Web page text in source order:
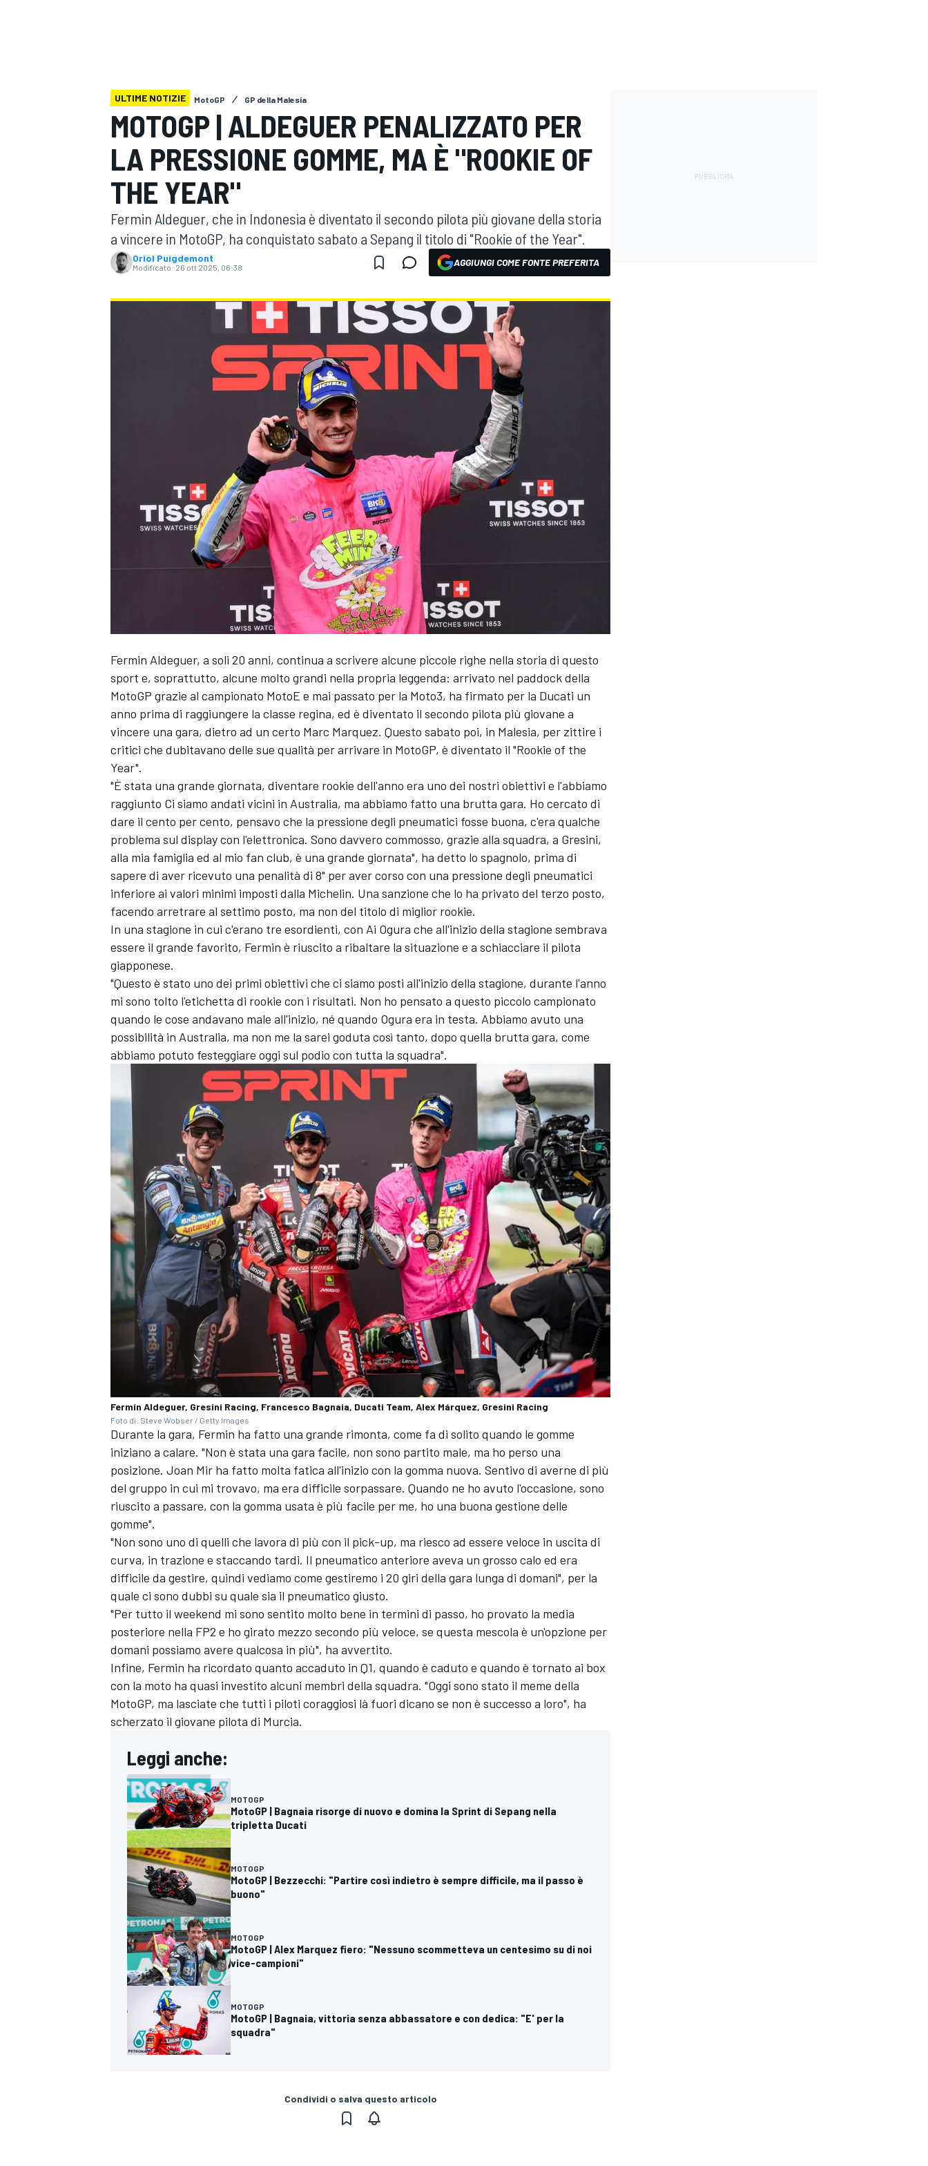
WRC
ENDURANCE/GT
MONOMARCA
RALLY
ULTIME NOTIZIE MotoGP GP della Malesia
MOTOGP | ALDEGUER PENALIZZATO PER
LA PRESSIONE GOMME, MA È "ROOKIE OF
THE YEAR"
Fermin Aldeguer, che in Indonesia è diventato il secondo pilota più giovane della storia
a vincere in MotoGP, ha conquistato sabato a Sepang il titolo di "Rookie of the Year".
Oriol Puigdemont
Modificato: 26 ott 2025, 06:38 AGGIUNGI COME FONTE PREFERITA
Fermin Aldeguer, a soli 20 anni, continua a scrivere alcune piccole righe nella storia di questo
sport e, soprattutto, alcune molto grandi nella propria leggenda: arrivato nel paddock della
MotoGP grazie al campionato MotoE e mai passato per la Moto3, ha firmato per la Ducati un
anno prima di raggiungere la classe regina, ed è diventato il secondo pilota più giovane a
vincere una gara, dietro ad un certo Marc Marquez. Questo sabato poi, in Malesia, per zittire i
critici che dubitavano delle sue qualità per arrivare in MotoGP, è diventato il "Rookie of the
Year".
"È stata una grande giornata, diventare rookie dell'anno era uno dei nostri obiettivi e l'abbiamo
raggiunto Ci siamo andati vicini in Australia, ma abbiamo fatto una brutta gara. Ho cercato di
dare il cento per cento, pensavo che la pressione degli pneumatici fosse buona, c'era qualche
problema sul display con l'elettronica. Sono davvero commosso, grazie alla squadra, a Gresini,
alla mia famiglia ed al mio fan club, è una grande giornata", ha detto lo spagnolo, prima di
sapere di aver ricevuto una penalità di 8" per aver corso con una pressione degli pneumatici
inferiore ai valori minimi imposti dalla Michelin. Una sanzione che lo ha privato del terzo posto,
facendo arretrare al settimo posto, ma non del titolo di miglior rookie.
In una stagione in cui c'erano tre esordienti, con Ai Ogura che all'inizio della stagione sembrava
essere il grande favorito, Fermin è riuscito a ribaltare la situazione e a schiacciare il pilota
giapponese.
"Questo è stato uno dei primi obiettivi che ci siamo posti all'inizio della stagione, durante l'anno
mi sono tolto l'etichetta di rookie con i risultati. Non ho pensato a questo piccolo campionato
quando le cose andavano male all'inizio, né quando Ogura era in testa. Abbiamo avuto una
possibilità in Australia, ma non me la sarei goduta così tanto, dopo quella brutta gara, come
abbiamo potuto festeggiare oggi sul podio con tutta la squadra".
Fermín Aldeguer, Gresini Racing, Francesco Bagnaia, Ducati Team, Alex Márquez, Gresini Racing
Foto di: Steve Wobser / Getty Images
Durante la gara, Fermin ha fatto una grande rimonta, come fa di solito quando le gomme
iniziano a calare. "Non è stata una gara facile, non sono partito male, ma ho perso una
posizione. Joan Mir ha fatto molta fatica all'inizio con la gomma nuova. Sentivo di averne di più
del gruppo in cui mi trovavo, ma era difficile sorpassare. Quando ne ho avuto l'occasione, sono
riuscito a passare, con la gomma usata è più facile per me, ho una buona gestione delle
gomme".
"Non sono uno di quelli che lavora di più con il pick-up, ma riesco ad essere veloce in uscita di
curva, in trazione e staccando tardi. Il pneumatico anteriore aveva un grosso calo ed era
difficile da gestire, quindi vediamo come gestiremo i 20 giri della gara lunga di domani", per la
quale ci sono dubbi su quale sia il pneumatico giusto.
"Per tutto il weekend mi sono sentito molto bene in termini di passo, ho provato la media
posteriore nella FP2 e ho girato mezzo secondo più veloce, se questa mescola è un'opzione per
domani possiamo avere qualcosa in più", ha avvertito.
Infine, Fermin ha ricordato quanto accaduto in Q1, quando è caduto e quando è tornato ai box
con la moto ha quasi investito alcuni membri della squadra. "Oggi sono stato il meme della
MotoGP, ma lasciate che tutti i piloti coraggiosi là fuori dicano se non è successo a loro", ha
scherzato il giovane pilota di Murcia.
Leggi anche:
MOTOGP
MotoGP | Bagnaia risorge di nuovo e domina la Sprint di Sepang nella
tripletta Ducati
MOTOGP
MotoGP | Bezzecchi: "Partire così indietro è sempre difficile, ma il passo è
buono"
MOTOGP
MotoGP | Alex Marquez fiero: "Nessuno scommetteva un centesimo su di noi
vice-campioni"
MOTOGP
MotoGP | Bagnaia, vittoria senza abbassatore e con dedica: "E' per la
squadra"
Condividi o salva questo articolo